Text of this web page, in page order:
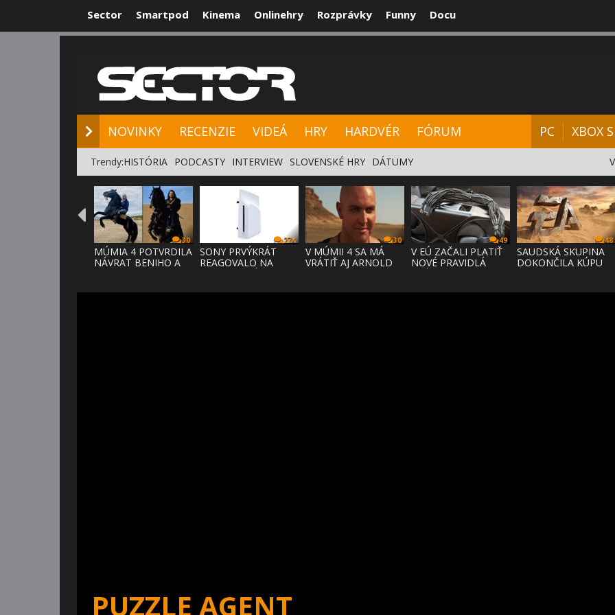
Sector Smartpod Kinema Onlinehry Rozprávky Funny Docu
NOVINKY RECENZIE VIDEÁ HRY HARDVÉR FÓRUM PC XBOX
Trendy:HISTÓRIA PODCASTY INTERVIEW SLOVENSKÉ HRY DÁTUMY
30
MÚMIA 4 POTVRDILA
NÁVRAT BENIHO A
274
SONY PRVÝKRÁT
REAGOVALO NA
30
V MÚMII 4 SA MÁ
VRÁTIŤ AJ ARNOLD
49
V EÚ ZAČALI PLATIŤ
NOVÉ PRAVIDLÁ
48
SAUDSKÁ SKUPINA
DOKONČILA KÚPU
PUZZLE AGENT